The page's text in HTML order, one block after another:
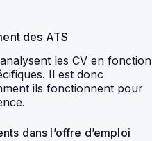
des ATS
les CV en fonction
Il est donc
ils fonctionnent pour
dans l’offre d’emploi